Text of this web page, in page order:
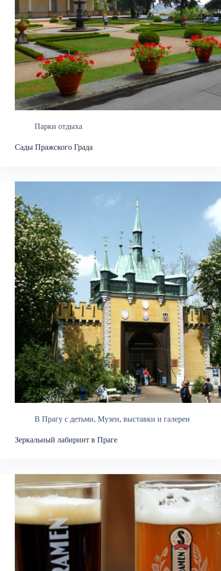
Парки отдыха
Сады Пражского Града
В Прагу с детьми, Музеи, выставки и галереи
Зеркальный лабиринт в Праге